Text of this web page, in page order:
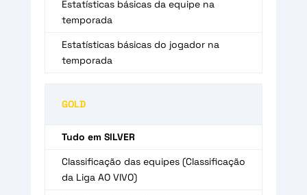
Estatísticas básicas da equipe na
temporada
Estatísticas básicas do jogador na
temporada
GOLD
Tudo em SILVER
Classificação das equipes (Classificação
da Liga AO VIVO)